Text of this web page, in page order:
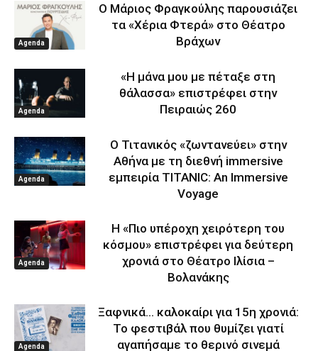
Agenda
Ο Μάριος Φραγκούλης παρουσιάζει
τα «Χέρια Φτερά» στο Θέατρο
Βράχων
Agenda
«Η μάνα μου με πέταξε στη
θάλασσα» επιστρέφει στην
Πειραιώς 260
Agenda
Ο Τιτανικός «ζωντανεύει» στην
Αθήνα με τη διεθνή immersive
εμπειρία TITANIC: An Immersive
Voyage
Agenda
Η «Πιο υπέροχη χειρότερη του
κόσμου» επιστρέφει για δεύτερη
χρονιά στο Θέατρο Ιλίσια –
Βολανάκης
Agenda
Ξαφνικά… καλοκαίρι για 15η χρονιά:
Το φεστιβάλ που θυμίζει γιατί
αγαπήσαμε το θερινό σινεμά